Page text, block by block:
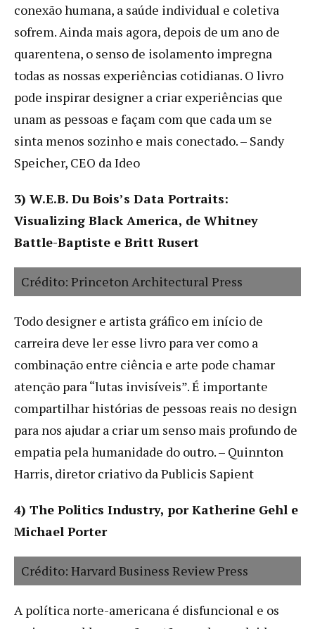
conexão humana, a saúde individual e coletiva
sofrem. Ainda mais agora, depois de um ano de
quarentena, o senso de isolamento impregna
todas as nossas experiências cotidianas. O livro
pode inspirar designer a criar experiências que
unam as pessoas e façam com que cada um se
sinta menos sozinho e mais conectado. – Sandy
Speicher, CEO da Ideo
3) W.E.B. Du Bois’s Data Portraits:
Visualizing Black America, de Whitney
Battle-Baptiste e Britt Rusert
Crédito: Princeton Architectural Press
Todo designer e artista gráfico em início de
carreira deve ler esse livro para ver como a
combinação entre ciência e arte pode chamar
atenção para “lutas invisíveis”. É importante
compartilhar histórias de pessoas reais no design
para nos ajudar a criar um senso mais profundo de
empatia pela humanidade do outro. – Quinnton
Harris, diretor criativo da Publicis Sapient
4) The Politics Industry, por Katherine Gehl e
Michael Porter
Crédito: Harvard Business Review Press
A política norte-americana é disfuncional e os